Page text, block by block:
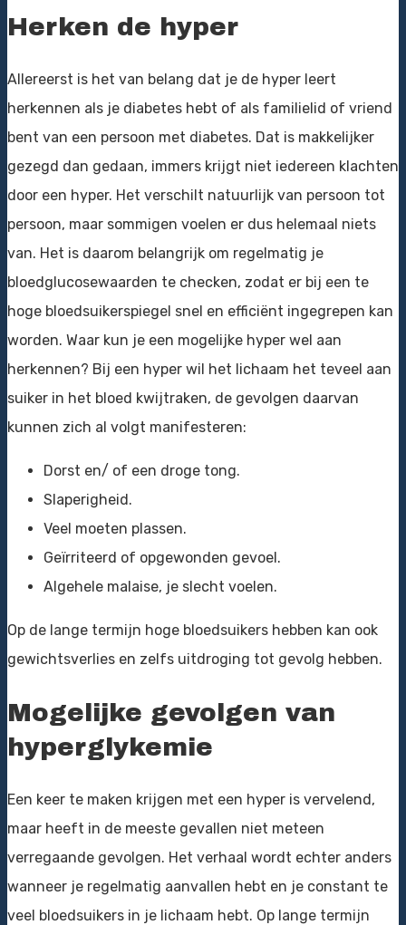
Herken de hyper
Allereerst is het van belang dat je de hyper leert
herkennen als je diabetes hebt of als familielid of vriend
bent van een persoon met diabetes. Dat is makkelijker
gezegd dan gedaan, immers krijgt niet iedereen klachten
door een hyper. Het verschilt natuurlijk van persoon tot
persoon, maar sommigen voelen er dus helemaal niets
van. Het is daarom belangrijk om regelmatig je
bloedglucosewaarden te checken, zodat er bij een te
hoge bloedsuikerspiegel snel en efficiënt ingegrepen kan
worden. Waar kun je een mogelijke hyper wel aan
herkennen? Bij een hyper wil het lichaam het teveel aan
suiker in het bloed kwijtraken, de gevolgen daarvan
kunnen zich al volgt manifesteren:
Dorst en/ of een droge tong.
Slaperigheid.
Veel moeten plassen.
Geïrriteerd of opgewonden gevoel.
Algehele malaise, je slecht voelen.
Op de lange termijn hoge bloedsuikers hebben kan ook
gewichtsverlies en zelfs uitdroging tot gevolg hebben.
Mogelijke gevolgen van
hyperglykemie
Een keer te maken krijgen met een hyper is vervelend,
maar heeft in de meeste gevallen niet meteen
verregaande gevolgen. Het verhaal wordt echter anders
wanneer je regelmatig aanvallen hebt en je constant te
veel bloedsuikers in je lichaam hebt. Op lange termijn